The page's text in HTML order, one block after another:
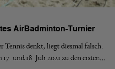
AirBadminton-Turnier
Tennis denkt, liegt diesmal falsch.
und 18. Juli 2021 zu den ersten…